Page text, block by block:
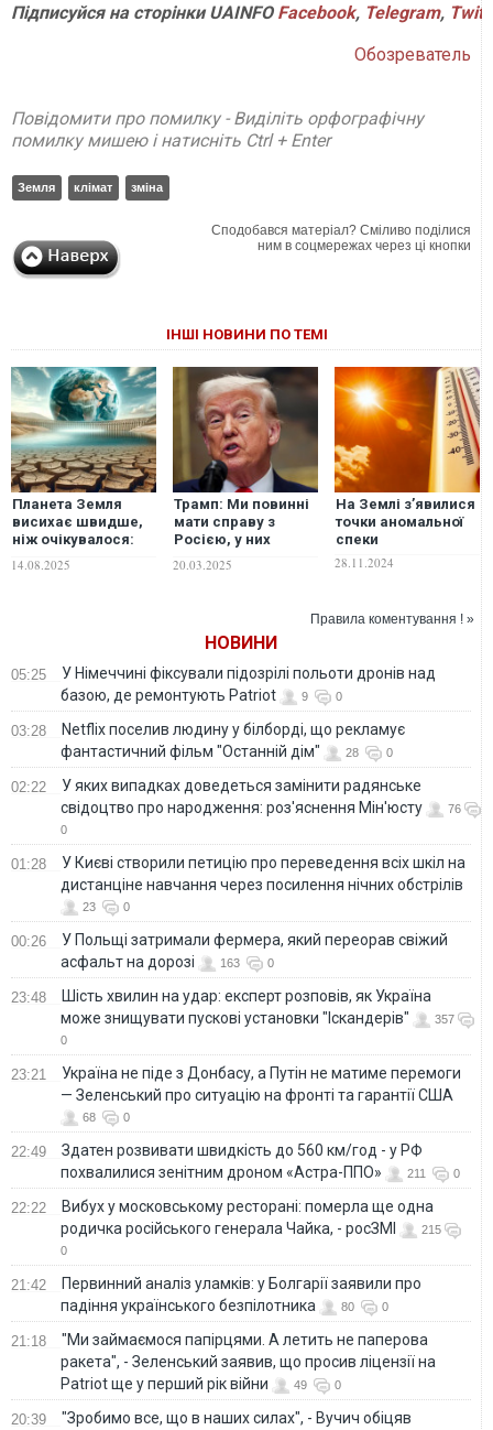
Підписуйся на сторінки UAINFO Facebook, Telegram,
Обозреватель
Повідомити про помилку - Виділіть орфографічну
помилку мишею і натисніть Ctrl + Enter
Земля клімат зміна
Сподобався матеріал? Сміливо поділися
ним в соцмережах через ці кнопки
ІНШІ НОВИНИ ПО ТЕМІ
Планета Земля
висихає швидше,
ніж очікувалося:
попередження
вчених
14.08.2025
Трамп: Ми повинні
мати справу з
Росією, у них
найбільший
шматок землі
20.03.2025
На Землі з’явилися
точки аномальної
спеки
28.11.2024
Правила коментування ! »
НОВИНИ
05:25
У Німеччині фіксували підозрілі польоти дронів над
базою, де ремонтують Patriot
9 0
03:28
Netflix поселив людину у білборді, що рекламує
фантастичний фільм "Останній дім"
28 0
02:22
У яких випадках доведеться замінити радянське
свідоцтво про народження: роз'яснення Мін'юсту
76
0
01:28
У Києві створили петицію про переведення всіх шкіл на
дистанціне навчання через посилення нічних обстрілів
23 0
00:26
У Польщі затримали фермера, який переорав свіжий
асфальт на дорозі
163 0
23:48
Шість хвилин на удар: експерт розповів, як Україна
може знищувати пускові установки "Іскандерів"
357
0
23:21
Україна не піде з Донбасу, а Путін не матиме перемоги
— Зеленський про ситуацію на фронті та гарантії США
68 0
22:49
Здатен розвивати швидкість до 560 км/год - у РФ
похвалилися зенітним дроном «Астра-ППО»
211 0
22:22
Вибух у московському ресторані: померла ще одна
родичка російського генерала Чайка, - росЗМІ
215
0
21:42
Первинний аналіз уламків: у Болгарії заявили про
падіння українського безпілотника
80 0
21:18
"Ми займаємося папірцями. А летить не паперова
ракета", - Зеленський заявив, що просив ліцензії на
Patriot ще у перший рік війни
49 0
20:39
"Зробимо все, що в наших силах", - Вучич обіцяв